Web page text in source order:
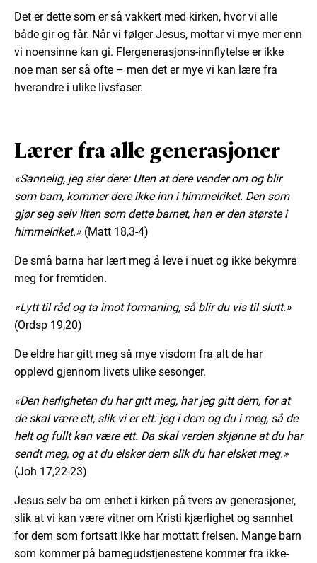
Det er dette som er så vakkert med kirken, hvor vi alle
både gir og får. Når vi følger Jesus, mottar vi mye mer enn
vi noensinne kan gi. Flergenerasjons-innflytelse er ikke
noe man ser så ofte – men det er mye vi kan lære fra
hverandre i ulike livsfaser.
Lærer fra alle generasjoner
«Sannelig, jeg sier dere: Uten at dere vender om og blir
som barn, kommer dere ikke inn i himmelriket. Den som
gjør seg selv liten som dette barnet, han er den største i
himmelriket.» (Matt 18,3-4)
De små barna har lært meg å leve i nuet og ikke bekymre
meg for fremtiden.
«Lytt til råd og ta imot formaning, så blir du vis til slutt.»
(Ordsp 19,20)
De eldre har gitt meg så mye visdom fra alt de har
opplevd gjennom livets ulike sesonger.
«Den herligheten du har gitt meg, har jeg gitt dem, for at
de skal være ett, slik vi er ett: jeg i dem og du i meg, så de
helt og fullt kan være ett. Da skal verden skjønne at du har
sendt meg, og at du elsker dem slik du har elsket meg.»
(Joh 17,22-23)
Jesus selv ba om enhet i kirken på tvers av generasjoner,
slik at vi kan være vitner om Kristi kjærlighet og sannhet
for dem som fortsatt ikke har mottatt frelsen. Mange barn
som kommer på barnegudstjenestene kommer fra ikke-